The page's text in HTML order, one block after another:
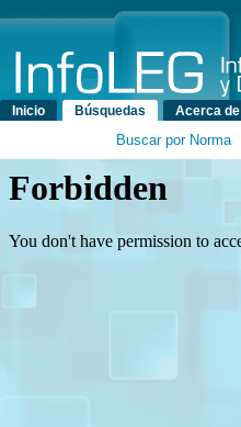
Menú principal
Inicio Búsquedas Acerca de
Buscar por Norma